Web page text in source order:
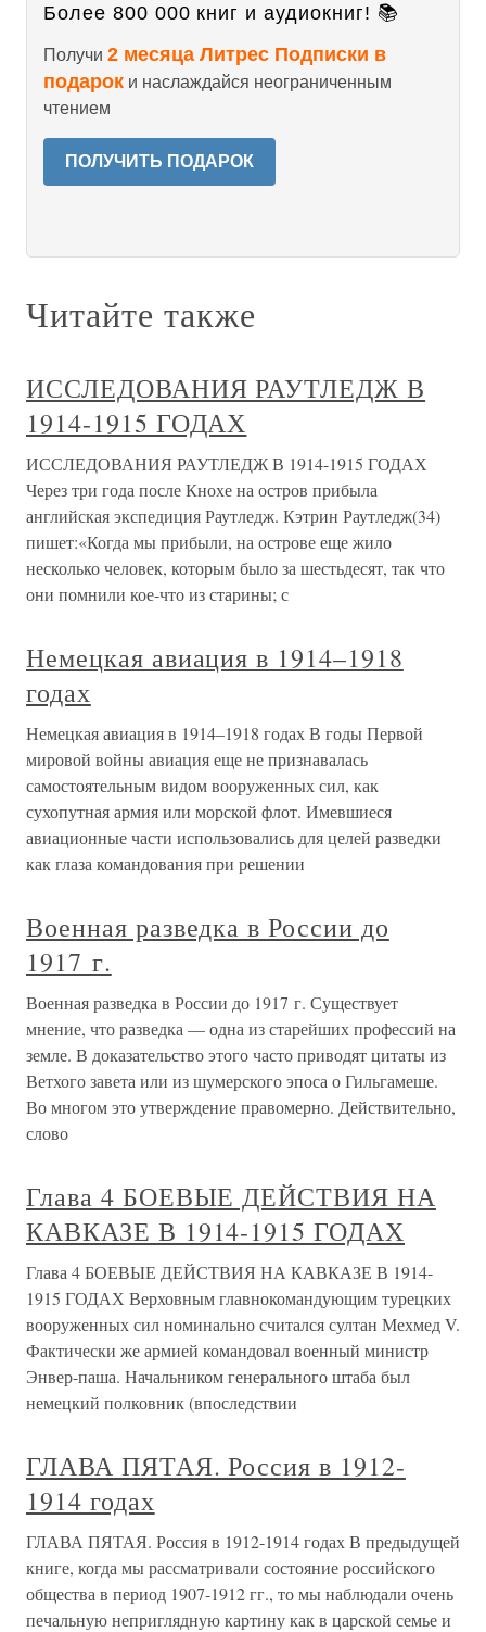
Более 800 000 книг и аудиокниг! 📚
Получи 2 месяца Литрес Подписки в
подарок и наслаждайся неограниченным
чтением
ПОЛУЧИТЬ ПОДАРОК
Читайте также
ИССЛЕДОВАНИЯ РАУТЛЕДЖ В
1914-1915 ГОДАХ
ИССЛЕДОВАНИЯ РАУТЛЕДЖ В 1914-1915 ГОДАХ
Через три года после Кнохе на остров прибыла
английская экспедиция Раутледж. Кэтрин Раутледж(34)
пишет:«Когда мы прибыли, на острове еще жило
несколько человек, которым было за шестьдесят, так что
они помнили кое-что из старины; с
Немецкая авиация в 1914–1918
годах
Немецкая авиация в 1914–1918 годах В годы Первой
мировой войны авиация еще не признавалась
самостоятельным видом вооруженных сил, как
сухопутная армия или морской флот. Имевшиеся
авиационные части использовались для целей разведки
как глаза командования при решении
Военная разведка в России до
1917 г.
Военная разведка в России до 1917 г. Существует
мнение, что разведка — одна из старейших профессий на
земле. В доказательство этого часто приводят цитаты из
Ветхого завета или из шумерского эпоса о Гильгамеше.
Во многом это утверждение правомерно. Действительно,
слово
Глава 4 БОЕВЫЕ ДЕЙСТВИЯ НА
КАВКАЗЕ В 1914-1915 ГОДАХ
Глава 4 БОЕВЫЕ ДЕЙСТВИЯ НА КАВКАЗЕ В 1914-
1915 ГОДАХ Верховным главнокомандующим турецких
вооруженных сил номинально считался султан Мехмед V.
Фактически же армией командовал военный министр
Энвер-паша. Начальником генерального штаба был
немецкий полковник (впоследствии
ГЛАВА ПЯТАЯ. Россия в 1912-
1914 годах
ГЛАВА ПЯТАЯ. Россия в 1912-1914 годах В предыдущей
книге, когда мы рассматривали состояние российского
общества в период 1907-1912 гг., то мы наблюдали очень
печальную неприглядную картину как в царской семье и